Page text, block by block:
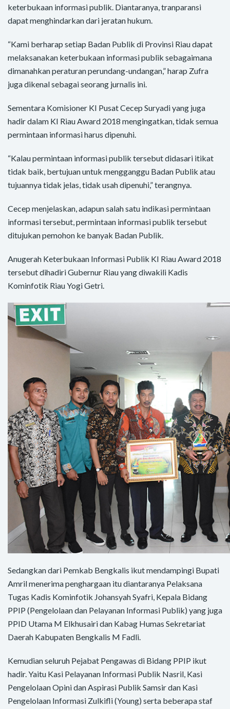
keterbukaan informasi publik. Diantaranya, tranparansi
dapat menghindarkan dari jeratan hukum.
“Kami berharap setiap Badan Publik di Provinsi Riau dapat
melaksanakan keterbukaan informasi publik sebagaimana
dimanahkan peraturan perundang-undangan,” harap Zufra
juga dikenal sebagai seorang jurnalis ini.
Sementara Komisioner KI Pusat Cecep Suryadi yang juga
hadir dalam KI Riau Award 2018 mengingatkan, tidak semua
permintaan informasi harus dipenuhi.
“Kalau permintaan informasi publik tersebut didasari itikat
tidak baik, bertujuan untuk mengganggu Badan Publik atau
tujuannya tidak jelas, tidak usah dipenuhi,” terangnya.
Cecep menjelaskan, adapun salah satu indikasi permintaan
informasi tersebut, permintaan informasi publik tersebut
ditujukan pemohon ke banyak Badan Publik.
Anugerah Keterbukaan Informasi Publik KI Riau Award 2018
tersebut dihadiri Gubernur Riau yang diwakili Kadis
Kominfotik Riau Yogi Getri.
Sedangkan dari Pemkab Bengkalis ikut mendampingi Bupati
Amril menerima penghargaan itu diantaranya Pelaksana
Tugas Kadis Kominfotik Johansyah Syafri, Kepala Bidang
PPIP (Pengelolaan dan Pelayanan Informasi Publik) yang juga
PPID Utama M Elkhusairi dan Kabag Humas Sekretariat
Daerah Kabupaten Bengkalis M Fadli.
Kemudian seluruh Pejabat Pengawas di Bidang PPIP ikut
hadir. Yaitu Kasi Pelayanan Informasi Publik Nasril, Kasi
Pengelolaan Opini dan Aspirasi Publik Samsir dan Kasi
Pengelolaan Informasi Zulkifli (Young) serta beberapa staf